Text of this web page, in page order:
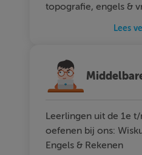
topografie, engels &
Lees
Leerlingen uit de 1e
oefenen bij ons:
Engels & Rekenen